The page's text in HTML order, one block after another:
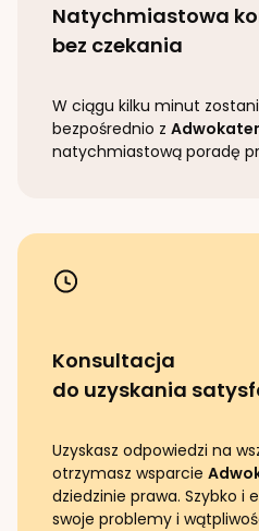
Natychmiastowa
bez czekania
W ciągu kilku minut
bezpośrednio z
natychmiastową poradę
Konsultacja
do uzyskania
Uzyskasz odpowiedzi na
otrzymasz wsparcie
dziedzinie prawa. Szybko i
swoje problemy i